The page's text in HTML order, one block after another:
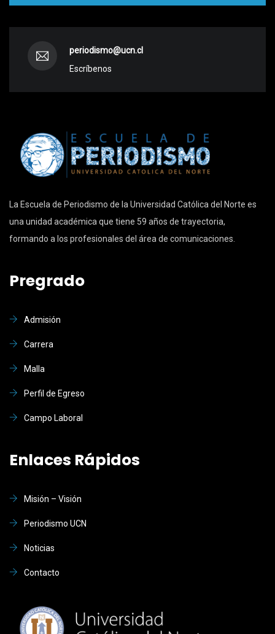
periodismo@ucn.cl
Escríbenos
La Escuela de Periodismo de la Universidad Católica del Norte es
una unidad académica que tiene 59 años de trayectoria,
formando a los profesionales del área de comunicaciones.
Pregrado
Admisión
Carrera
Malla
Perfil de Egreso
Campo Laboral
Enlaces Rápidos
Misión – Visión
Periodismo UCN
Noticias
Contacto